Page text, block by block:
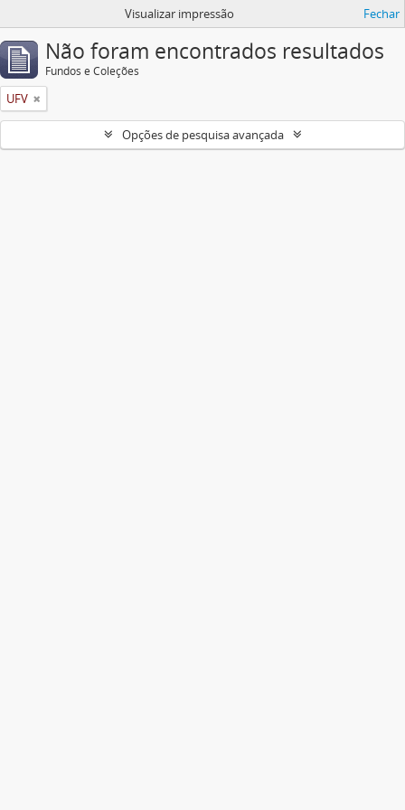
Visualizar impressão Fechar
Não foram encontrados resultados
Fundos e Coleções
UFV
Opções de pesquisa avançada